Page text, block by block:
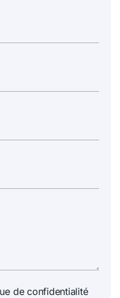
de confidentialité